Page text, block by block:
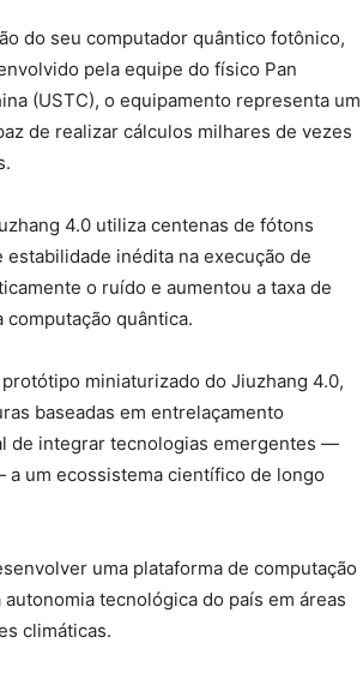
do seu computador quântico fotônico,
pela equipe do físico Pan
(USTC), o equipamento representa um
de realizar cálculos milhares de vezes
4.0 utiliza centenas de fótons
inédita na execução de
o ruído e aumentou a taxa de
quântica.
miniaturizado do Jiuzhang 4.0,
baseadas em entrelaçamento
de integrar tecnologias emergentes —
um ecossistema científico de longo
uma plataforma de computação
tecnológica do país em áreas
climáticas.